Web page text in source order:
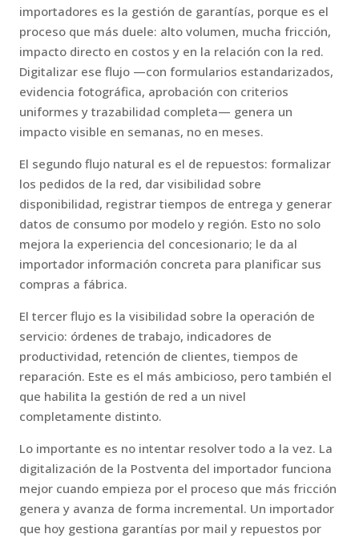
importadores es la gestión de garantías, porque es el
proceso que más duele: alto volumen, mucha fricción,
impacto directo en costos y en la relación con la red.
Digitalizar ese flujo —con formularios estandarizados,
evidencia fotográfica, aprobación con criterios
uniformes y trazabilidad completa— genera un
impacto visible en semanas, no en meses.
El segundo flujo natural es el de repuestos: formalizar
los pedidos de la red, dar visibilidad sobre
disponibilidad, registrar tiempos de entrega y generar
datos de consumo por modelo y región. Esto no solo
mejora la experiencia del concesionario; le da al
importador información concreta para planificar sus
compras a fábrica.
El tercer flujo es la visibilidad sobre la operación de
servicio: órdenes de trabajo, indicadores de
productividad, retención de clientes, tiempos de
reparación. Este es el más ambicioso, pero también el
que habilita la gestión de red a un nivel
completamente distinto.
Lo importante es no intentar resolver todo a la vez. La
digitalización de la Postventa del importador funciona
mejor cuando empieza por el proceso que más fricción
genera y avanza de forma incremental. Un importador
que hoy gestiona garantías por mail y repuestos por